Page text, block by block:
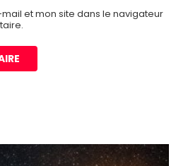
et mon site dans le navigateur